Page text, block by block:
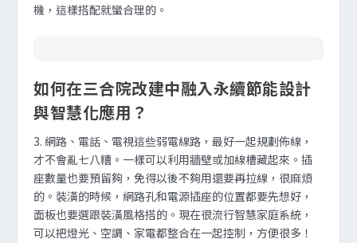
機，這樣搭配就蠻合理的。
如何在三合院改建中融入永續節能設計
與智慧化應用？
3. 網路、電話、電視這些弱電線路，最好一起規劃佈線，
才不會亂七八糟。一樣可以利用牆壁或加線槽藏起來。插
座數量也要預留夠，免得以後不夠用還要再拉線，很麻煩
的。裝潢的時候，網路孔和電源插座的位置都要先想好，
面板也要選跟裝潢風格搭的。現在很流行智慧家庭系統，
可以把燈光、空調、家電都整合在一起控制，方便很多！